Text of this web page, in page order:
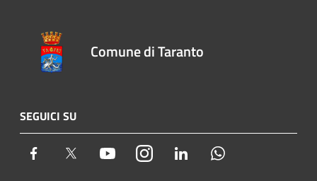
Comune di Taranto
SEGUICI SU
Facebook Twitter YoutubeInstagram LinkedIn